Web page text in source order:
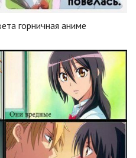
горничная аниме